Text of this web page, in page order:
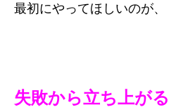
最初にやってほしいのが、
失敗から立ち上がる